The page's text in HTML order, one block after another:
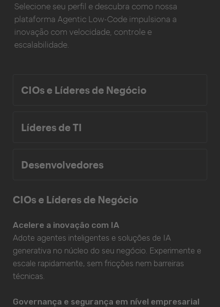
Selecione seu perfil e descubra como nossa
plataforma Agentic Low-Code impulsiona a
inovação com velocidade, controle e
escalabilidade.
CIOs e Líderes de Negócio
Líderes de TI
Desenvolvedores
CIOs e Líderes de Negócio
Acelere a inovação com IA
Adote agentes inteligentes e soluções de IA
generativa no núcleo do seu negócio. Experimente e
escale rapidamente, sem fricções nem barreiras
técnicas.
Governança e segurança em nível empresarial